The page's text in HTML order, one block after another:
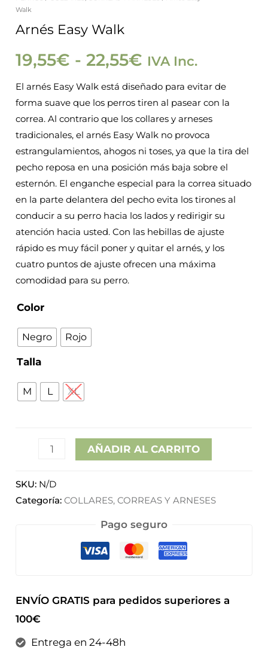
Walk
Arnés Easy Walk
19,55€ - 22,55€ precios:
desde
19,55€
hasta
22,55€
IVA Inc.
El arnés Easy Walk está diseñado para evitar de
forma suave que los perros tiren al pasear con la
correa. Al contrario que los collares y arneses
tradicionales, el arnés Easy Walk no provoca
estrangulamientos, ahogos ni toses, ya que la tira del
pecho reposa en una posición más baja sobre el
esternón. El enganche especial para la correa situado
en la parte delantera del pecho evita los tirones al
conducir a su perro hacia los lados y redirigir su
atención hacia usted. Con las hebillas de ajuste
rápido es muy fácil poner y quitar el arnés, y los
cuatro puntos de ajuste ofrecen una máxima
comodidad para su perro.
Color
Negro Rojo
Talla
M L XL
Easy
Walk
AÑADIR AL CARRITO
SKU: N/D
Categoría:COLLARES, CORREAS Y ARNESES
Pago seguro
ENVÍO GRATIS para pedidos superiores a
100€
Entrega en 24-48h